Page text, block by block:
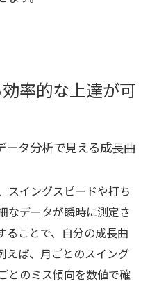
率的な上達が可
ータ分析で見える成長曲
スイングスピードや打ち
なデータが瞬時に測定さ
ることで、自分の成長曲
えば、月ごとのスイング
とのミス傾向を数値で確